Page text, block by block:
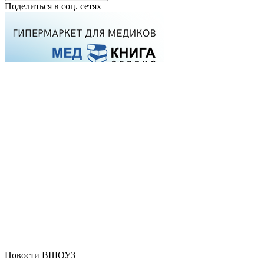
Поделиться в соц. сетях
Новости ВШОУЗ